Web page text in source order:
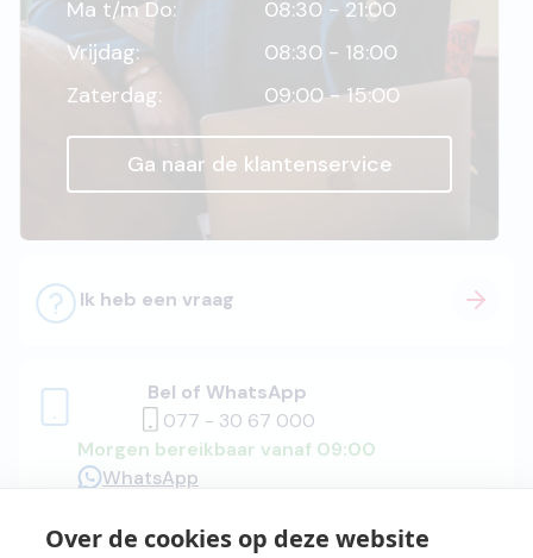
Over de cookies op deze website
Ma t/m Do:
08:30 - 21:00
Vrijdag:
08:30 - 18:00
Zaterdag:
09:00 - 15:00
Ga naar de klantenservice
Ik heb een vraag
Bel of WhatsApp
077 - 30 67 000
Morgen bereikbaar vanaf 09:00
WhatsApp